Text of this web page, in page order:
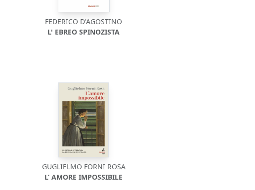
FEDERICO D'AGOSTINO
L' EBREO SPINOZISTA
GUGLIELMO FORNI ROSA
L’ AMORE IMPOSSIBILE